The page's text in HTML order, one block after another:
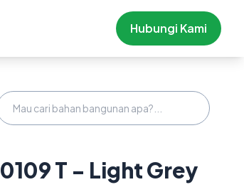
Hubungi Kami
T - Light Grey